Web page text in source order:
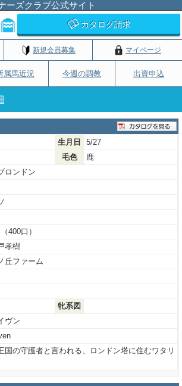
ーズクラブ公式サイト
カタログ請求
新規会員募集 マイページ
属馬近況 今週の調教 出資申込
生月日
5/27
毛色
鹿
ロンドン
400口）
孝樹
丘ファーム
牝系図
ヴン
国の守護者と言われる、ロンドン塔に住むワタリ